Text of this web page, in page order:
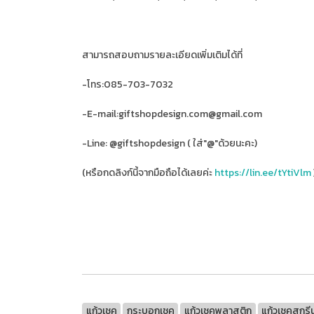
สามารถสอบถามรายละเอียดเพิ่มเติมได้ที่
-โทร:085-703-7032
-E-mail:giftshopdesign.com@gmail.com
-Line: @giftshopdesign ( ใส่"@"ด้วยนะคะ)
(หรือกดลิงก์นี้จากมือถือได้เลยค่ะhttps://lin.ee/tYtiVlm
แก้วเชค กระบอกเชค แก้วเชคพลาสติก แก้วเชคสกรี